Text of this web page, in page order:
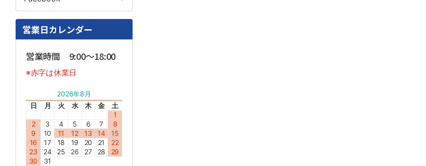
営業日カレンダー
営業時間 9:00～18:00
※赤字は休業日
2026年8月
日
月 火 水 木 金
土
1
2
3 4 5 6 7
8
9
10 11 12 13 14
15
16
17 18 19 20 21
22
23
24 25 26 27 28
29
30
31